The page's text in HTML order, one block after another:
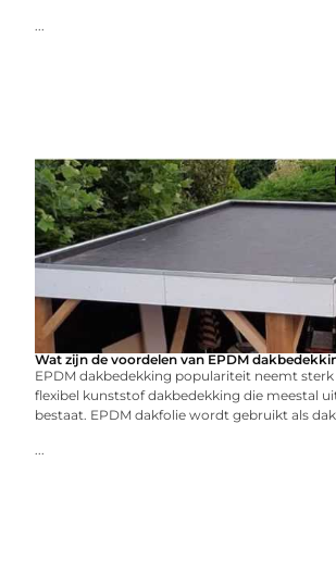
...
Wat zijn de voordelen van EPDM
EPDM dakbedekking populariteit neemt sterk
flexibel kunststof dakbedekking die meestal
bestaat. EPDM dakfolie wordt gebruikt als
...